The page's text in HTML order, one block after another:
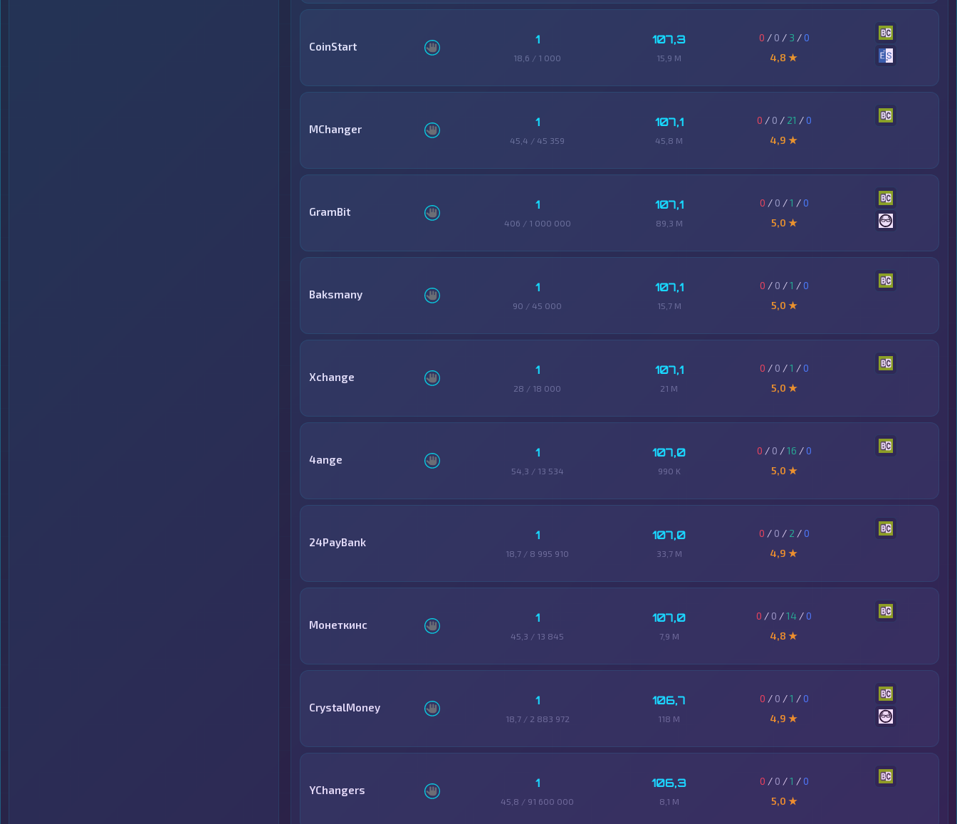
CoinStart 1
18,6 / 1 000
107,3
15,9 M
0 / 0 / 3 /0
4,8 ★
MChanger 1
45,4 / 45 359
107,1
45,8 M
0 / 0 / 21 /0
4,9 ★
GramBit 1
406 / 1 000 000
107,1
89,3 M
0 / 0 /1 /0
5,0 ★
Baksmany 1
90 / 45 000
107,1
15,7 M
0 / 0 /1 /0
5,0 ★
Xchange 1
28 / 18 000
107,1
21 M
0 / 0 /1 /0
5,0 ★
4ange 1
54,3 / 13 534
107,0
990 K
0 / 0 /16 /0
5,0 ★
24PayBank 1
18,7 / 8 995 910
107,0
33,7 M
0 / 0 / 2 /0
4,9 ★
Монеткинс 1
45,3 / 13 845
107,0
7,9 M
0 / 0 /14 /0
4,8 ★
CrystalMoney 1
18,7 / 2 883 972
106,7
118 M
0 / 0 /1 /0
4,9 ★
YChangers 1
45,8 / 91 600 000
106,3
8,1 M
0 / 0 /1 /0
5,0 ★